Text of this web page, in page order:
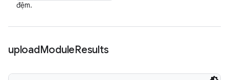
đệm.
uploadModuleResults